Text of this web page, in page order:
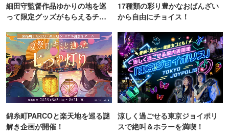
細田守監督作品ゆかりの地を巡
って限定グッズがもらえるチャ
17種類の彩り豊かなおばんざい
から自由にチョイス！
錦糸町PARCOと楽天地を巡る謎
解き企画が開催！
涼しく過ごせる東京ジョイポリ
スで絶叫＆ホラーを満喫！